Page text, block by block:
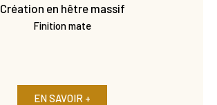
Création en hêtre massif
Finition mate
EN SAVOIR +